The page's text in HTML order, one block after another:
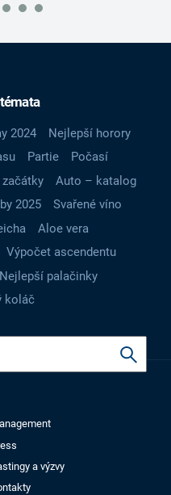
2024
Nejlepší horory
Partie
Počasí
začátky
Auto – katalog
2025
Svařené víno
Aloe vera
Výpočet ascendentu
Nejlepší palačinky
koláč
a výzvy